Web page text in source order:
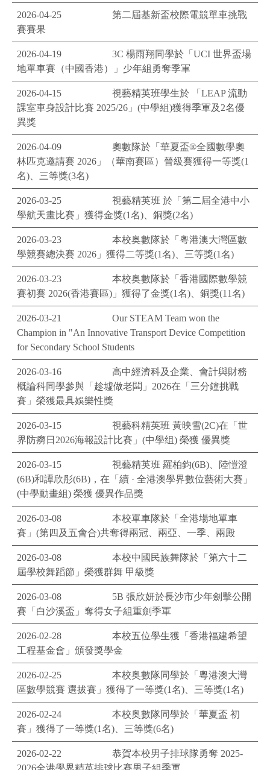
2026-04-25
第二屆基新盃校際電競單車挑戰
賽賽果
2026-04-19
3C 楊雨翔同學於「UCI 世界盃場
地單車賽（中國香港）」少年組勇奪季軍
2026-04-15
視藝精英班學生於 「LEAP 流動
課室車身設計比賽 2025/26」(中學組)獲得季軍及2名優
異獎
2026-04-09
奧數隊於「華夏盃®️全國數學奧
林匹克邀請賽 2026」（華南賽區）晉級賽獲得一等獎(1
名)、三等獎(3名)
2026-03-25
視藝精英班 於「第二屆全港中小
學航天畫比賽」獲得金獎(1名)、銅獎(2名)
2026-03-23
本校奥數隊於「粵港澳大灣區數
學競賽總決賽 2026」獲得二等獎(1名)、三等獎(1名)
2026-03-23
本校奥數隊於「香港國際數學競
賽初賽 2026(香港賽區)」獲得了金獎(1名)、銅獎(11名)
2026-03-21
Our STEAM Team won the
Champion in "An Innovative Transport Device Competition
for Secondary School Students
2026-03-16
高中經濟科及企業、會計與財務
概論科同學參與「趁墟做老闆」2026在「三分鐘挑戰
賽」榮獲最具娛樂性獎
2026-03-15
視藝科精英班 黃映雪(2C)在「世
界防癆日2026海報設計比賽」(中學组) 榮獲 優異獎
2026-03-15
視藝精英班 羅柏鈞(6B)、陸愷澄
(6B)和譚欣彤(6B)，在「續 · 全港澳學界數位藝術大賽」
(中學動畫組) 榮獲 優異作品獎
2026-03-08
本校單車隊於「全港場地單車
賽」(第四及五會合)共奪得兩冠、兩亞、一季、兩殿
2026-03-08
本校中國民族舞隊於「第六十二
屆學校舞蹈節」榮獲群舞 甲級獎
2026-03-08
5B 張欣妍於長沙市少年劍擊公開
賽「白沙溪盃」奪得女子組重劍季軍
2026-02-28
本校五位學生獲「香港福建希望
工程基金會」頒發獎學金
2026-02-25
本校奥數隊同學於「粵港澳大灣
區數學競賽 選拔賽」獲得了一等獎(1名)、三等獎(1名)
2026-02-24
本校奥數隊同學於「華夏盃 初
賽」獲得了一等獎(1名)、三等獎(6名)
2026-02-22
恭賀本校男子排球隊勇奪 2025-
2026全港學界精英排球比賽男子組季軍